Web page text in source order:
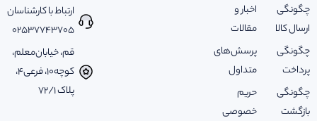
چگونگی
ارسال کالا
چگونگی
پرداخت
چگونگی
بازگشت
اخبار و
مقالات
پرسش‌های
متداول
حریم
خصوصی
ارتباط با کارشناسان
02537743705
قم، خیابان‌معلم،
کوچه‌10، فرعی‌4،
پلاک ‌72/1